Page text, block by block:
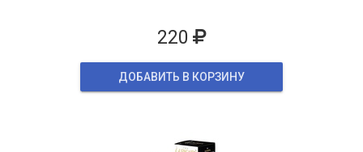
220
ДОБАВИТЬ В КОРЗИНУ